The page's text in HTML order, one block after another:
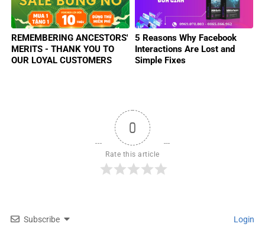
REMEMBERING ANCESTORS'
MERITS - THANK YOU TO
OUR LOYAL CUSTOMERS
5 Reasons Why Facebook
Interactions Are Lost and
Simple Fixes
0
Rate this article
Subscribe Login